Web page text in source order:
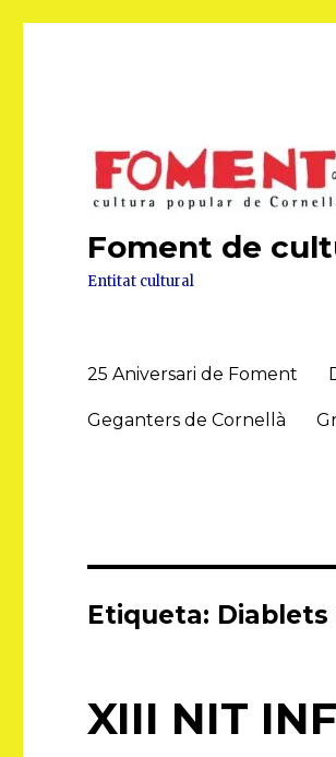
Foment de
Entitat cultural
25 Aniversari de Foment
Geganters de Cornellà
Etiqueta: Diablets
XIII NIT